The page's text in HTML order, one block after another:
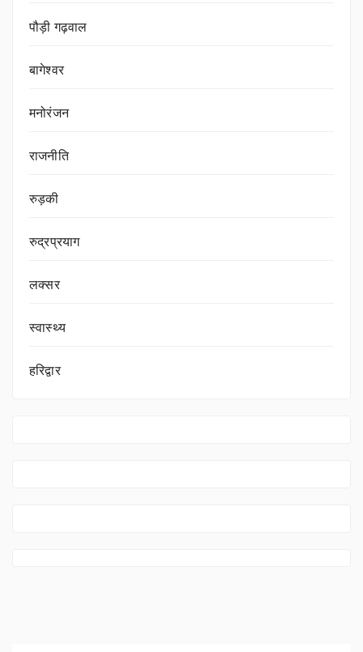
पौड़ी गढ़वाल
बागेश्वर
मनोरंजन
राजनीति
रुड़की
रुद्रप्रयाग
लक्सर
स्वास्थ्य
हरिद्वार